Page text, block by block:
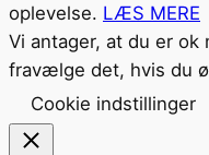
oplevelse. LÆS MERE
Vi antager, at du er ok
fravælge det, hvis du
Cookie indstillinger